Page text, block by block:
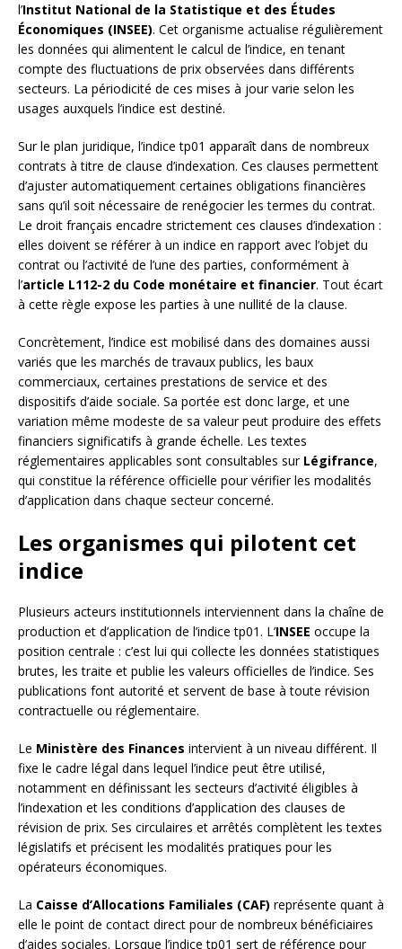
l’Institut National de la Statistique et des Études
Économiques (INSEE). Cet organisme actualise régulièrement
les données qui alimentent le calcul de l’indice, en tenant
compte des fluctuations de prix observées dans différents
secteurs. La périodicité de ces mises à jour varie selon les
usages auxquels l’indice est destiné.
Sur le plan juridique, l’indice tp01 apparaît dans de nombreux
contrats à titre de clause d’indexation. Ces clauses permettent
d’ajuster automatiquement certaines obligations financières
sans qu’il soit nécessaire de renégocier les termes du contrat.
Le droit français encadre strictement ces clauses d’indexation :
elles doivent se référer à un indice en rapport avec l’objet du
contrat ou l’activité de l’une des parties, conformément à
l’article L112-2 du Code monétaire et financier. Tout écart
à cette règle expose les parties à une nullité de la clause.
Concrètement, l’indice est mobilisé dans des domaines aussi
variés que les marchés de travaux publics, les baux
commerciaux, certaines prestations de service et des
dispositifs d’aide sociale. Sa portée est donc large, et une
variation même modeste de sa valeur peut produire des effets
financiers significatifs à grande échelle. Les textes
réglementaires applicables sont consultables sur Légifrance,
qui constitue la référence officielle pour vérifier les modalités
d’application dans chaque secteur concerné.
Les organismes qui pilotent cet
indice
Plusieurs acteurs institutionnels interviennent dans la chaîne de
production et d’application de l’indice tp01. L’INSEE occupe la
position centrale : c’est lui qui collecte les données statistiques
brutes, les traite et publie les valeurs officielles de l’indice. Ses
publications font autorité et servent de base à toute révision
contractuelle ou réglementaire.
Le Ministère des Finances intervient à un niveau différent. Il
fixe le cadre légal dans lequel l’indice peut être utilisé,
notamment en définissant les secteurs d’activité éligibles à
l’indexation et les conditions d’application des clauses de
révision de prix. Ses circulaires et arrêtés complètent les textes
législatifs et précisent les modalités pratiques pour les
opérateurs économiques.
La Caisse d’Allocations Familiales (CAF) représente quant à
elle le point de contact direct pour de nombreux bénéficiaires
d’aides sociales. Lorsque l’indice tp01 sert de référence pour